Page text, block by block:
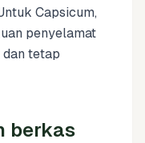
Capsicum,
penyelamat
tetap
berkas